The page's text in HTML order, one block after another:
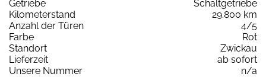
Getriebe
Schaltgetriebe
Kilometerstand
29.800 km
Anzahl der Türen
4/5
Farbe
Rot
Standort
Zwickau
Lieferzeit
ab sofort
Unsere Nummer
n/a